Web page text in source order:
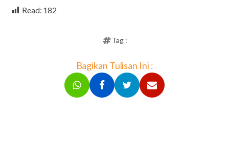
Read: 182
Tag :
Bagikan Tulisan Ini :